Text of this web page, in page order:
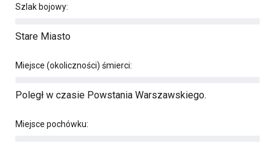
Szlak bojowy:
Stare Miasto
Miejsce (okoliczności) śmierci:
Poległ w czasie Powstania Warszawskiego.
Miejsce pochówku: